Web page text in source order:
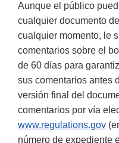
Aunque el público
cualquier documento
cualquier momento, le
comentarios sobre el
de 60 días para
sus comentarios antes
versión final del
comentarios por vía
www.regulations.gov
número de expediente